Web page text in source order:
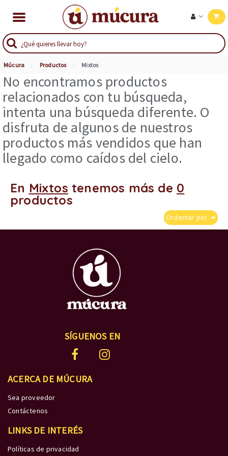
Múcura Productos Mixtos
No encontramos productos
relacionados con tu búsqueda,
intenta una búsqueda diferente. O
disfruta de algunos de nuestros
productos más vendidos que han
llegado como caídos del cielo.
En Mixtos tenemos más de 0
productos
Ordernar por
SÍGUENOS EN
ACERCA DE MÚCURA
Sea proveedor
Contáctenos
LINKS DE INTERÉS
Políticas de privacidad